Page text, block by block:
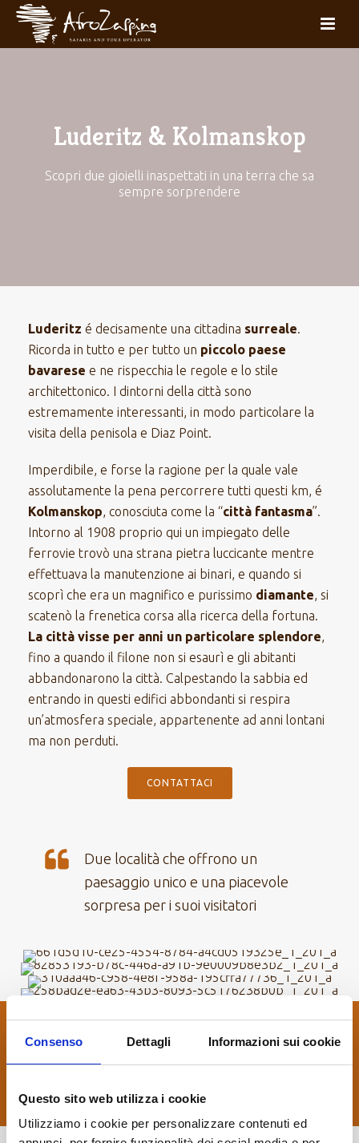
Consenso Dettagli Informazioni sui cookie
Questo sito web utilizza i cookie
Utilizziamo i cookie per personalizzare contenuti ed
Luderitz & Kolmanskop
Scopri due gioielli inaspettati in una terra che sa
sempre sorprendere
Luderitz é decisamente una cittadina surreale.
Ricorda in tutto e per tutto un piccolo paese
bavarese e ne rispecchia le regole e lo stile
architettonico. I dintorni della città sono
estremamente interessanti, in modo particolare la
visita della penisola e Diaz Point.
Imperdibile, e forse la ragione per la quale vale
assolutamente la pena percorrere tutti questi km, é
Kolmanskop, conosciuta come la “città fantasma”.
Intorno al 1908 proprio qui un impiegato delle
ferrovie trovò una strana pietra luccicante mentre
effettuava la manutenzione ai binari, e quando si
scoprì che era un magnifico e purissimo diamante, si
scatenò la frenetica corsa alla ricerca della fortuna.
La città visse per anni un particolare splendore,
fino a quando il filone non si esaurì e gli abitanti
abbandonarono la città. Calpestando la sabbia ed
entrando in questi edifici abbondanti si respira
un’atmosfera speciale, appartenente ad anni lontani
ma non perduti.
CONTATTACI
Due località che offrono un
paesaggio unico e una piacevole
sorpresa per i suoi visitatori
Scopri tutti i nostri itinerari di viaggio